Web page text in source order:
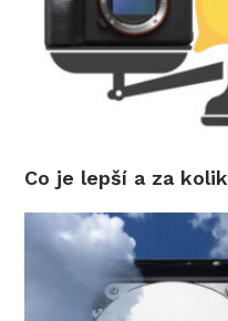
Co je lepší a za kolik